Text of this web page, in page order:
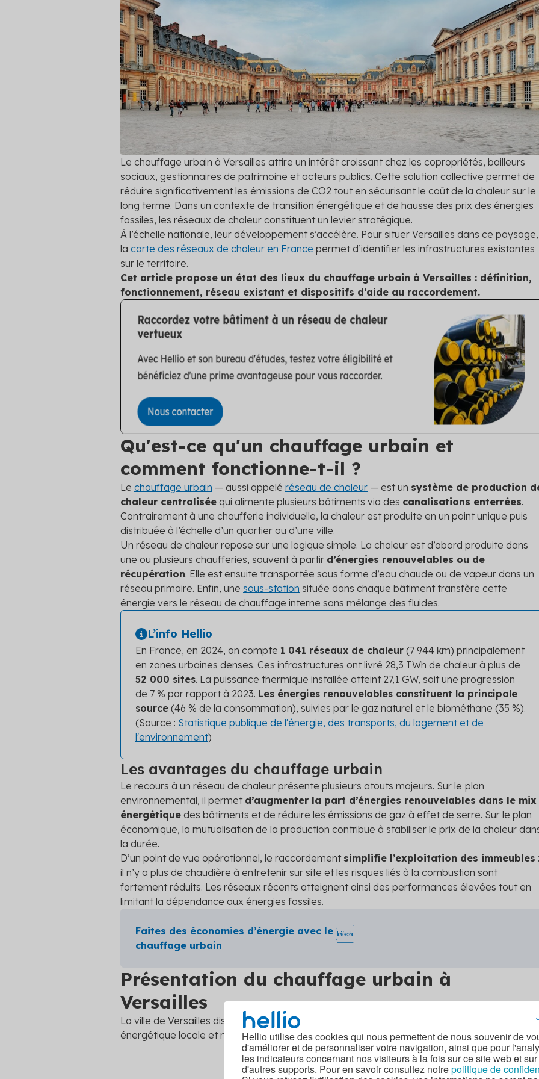
Hellio utilise des cookies qui nous permettent de nous souvenir de
d'améliorer et de personnaliser votre navigation, ainsi que pour
les indicateurs concernant nos visiteurs à la fois sur ce site web et sur
d'autres supports. Pour en savoir consultez notrepolitique de
Simulateur Hellio : rejoignez la
Découvrez les primes auxquelles vous
pouvez prétendre
Voir toutes les solutions
Professionnels du bâtiment
Le chauffage urbain à Versailles attire un intérêt croissant chez les copropriétés, bailleurs
sociaux, gestionnaires de patrimoine et acteurs publics. Cette solution collective permet de
réduire significativement les émissions de CO2 tout en sécurisant le coût de la chaleur sur le
long terme. Dans un contexte de transition énergétique et de hausse des prix des énergies
fossiles, les réseaux de chaleur constituent un levier stratégique.
À l’échelle nationale, leur développement s’accélère. Pour situer Versailles dans ce paysage,
la carte des réseaux de chaleur en France permet d’identifier les infrastructures existantes
sur le territoire.
Cet article propose un état des lieux du chauffage urbain à Versailles : définition,
fonctionnement, réseau existant et dispositifs d’aide au raccordement.
Qu'est-ce qu'un chauffage urbain et
comment fonctionne-t-il ?
Le chauffage urbain — aussi appelé réseau de chaleur — est un système de production
chaleur centralisée qui alimente plusieurs bâtiments via des canalisations enterrées.
Contrairement à une chaufferie individuelle, la chaleur est produite en un point unique puis
distribuée à l’échelle d’un quartier ou d’une ville.
Un réseau de chaleur repose sur une logique simple. La chaleur est d’abord produite dans
une ou plusieurs chaufferies, souvent à partir d’énergies renouvelables ou de
récupération. Elle est ensuite transportée sous forme d’eau chaude ou de vapeur dans un
réseau primaire. Enfin, une sous-station située dans chaque bâtiment transfère cette
énergie vers le réseau de chauffage interne sans mélange des fluides.
L’info Hellio
En France, en 2024, on compte 1 041 réseaux de chaleur (7 944 km) principalement
en zones urbaines denses. Ces infrastructures ont livré 28,3 TWh de chaleur à plus de
52 000 sites. La puissance thermique installée atteint 27,1 GW, soit une progression
de 7 % par rapport à 2023. Les énergies renouvelables constituent la principale
source (46 % de la consommation), suivies par le gaz naturel et le biométhane (35 %).
(Source : Statistique publique de l'énergie, des transports, du logement et de
l'environnement)
Les avantages du chauffage urbain
Le recours à un réseau de chaleur présente plusieurs atouts majeurs. Sur le plan
environnemental, il permet d’augmenter la part d’énergies renouvelables dans le mix
énergétique des bâtiments et de réduire les émissions de gaz à effet de serre. Sur le plan
économique, la mutualisation de la production contribue à stabiliser le prix de la chaleur
la durée.
D’un point de vue opérationnel, le raccordement simplifie l’exploitation des immeubles :
il n’y a plus de chaudière à entretenir sur site et les risques liés à la combustion sont
fortement réduits. Les réseaux récents atteignent ainsi des performances élevées tout en
limitant la dépendance aux énergies fossiles.
Faites des économies d’énergie avec le
chauffage urbain
Présentation du chauffage urbain à
Versailles
La ville de Versailles dispose d’un réseau de chaleur structurant qui s’inscrit dans la stratégie
énergétique locale et métropolitaine.